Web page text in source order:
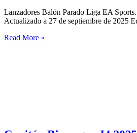
Lanzadores Balón Parado Liga EA
Actualizado a 27 de septiembre de 2025
Lanzadores
Read More »